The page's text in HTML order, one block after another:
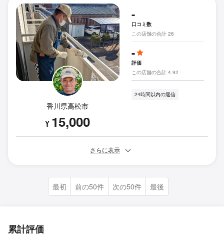
香川県高松市
¥ 15,000
-
口コミ数
この店舗の合計 26
-
評価
この店舗の合計 4.92
24時間以内の返信
さらに表示
最初 前の50件 次の50件 最後
累計評価